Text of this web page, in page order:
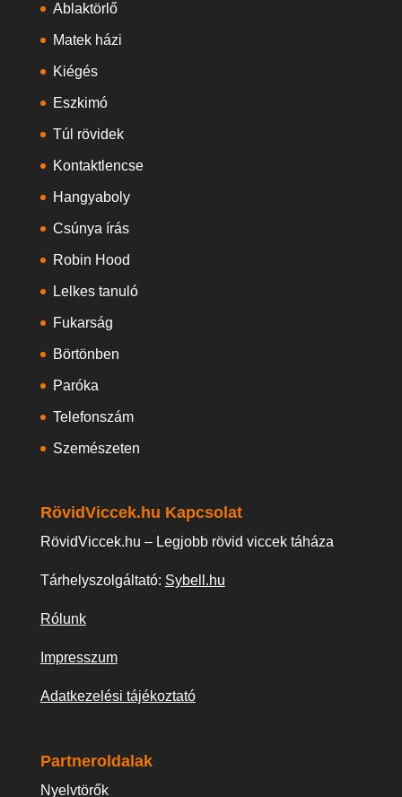
Ablaktörlő
Matek házi
Kiégés
Eszkimó
Túl rövidek
Kontaktlencse
Hangyaboly
Csúnya írás
Robin Hood
Lelkes tanuló
Fukarság
Börtönben
Paróka
Telefonszám
Szemészeten
RövidViccek.hu Kapcsolat
RövidViccek.hu – Legjobb rövid viccek táháza
Tárhelyszolgáltató: Sybell.hu
Rólunk
Impresszum
Adatkezelési tájékoztató
Partneroldalak
Nyelvtörők